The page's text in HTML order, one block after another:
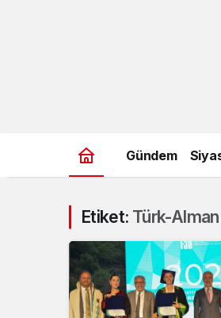
Gündem
Etiket: Türk-